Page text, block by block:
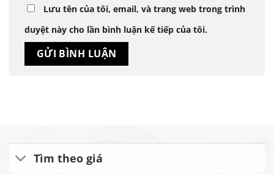
Lưu tên của tôi, email, và trang web trong trình
duyệt này cho lần bình luận kế tiếp của tôi.
Tìm theo giá